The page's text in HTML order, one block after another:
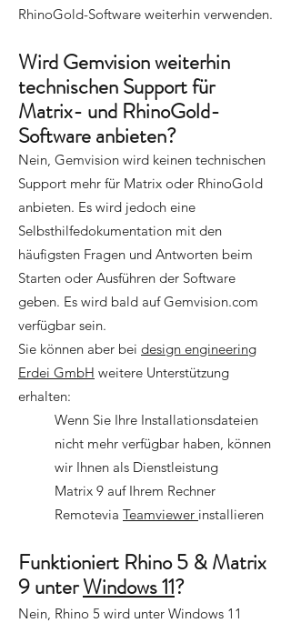
RhinoGold-Software weiterhin verwenden.
Wird Gemvision weiterhin
technischen Support für
Matrix- und RhinoGold-
Software anbieten?
Nein, Gemvision wird keinen technischen
Support mehr für Matrix oder RhinoGold
anbieten. Es wird jedoch eine
Selbsthilfedokumentation mit den
häufigsten Fragen und Antworten beim
Starten oder Ausführen der Software
geben. Es wird bald auf Gemvision.com
verfügbar sein.
Sie können aber bei design engineering
Erdei GmbH weitere Unterstützung
erhalten:
Wenn Sie Ihre Installationsdateien
nicht mehr verfügbar haben, können
wir Ihnen als Dienstleistung
Matrix 9 auf Ihrem Rechner
Remotevia Teamviewer installieren
Funktioniert Rhino 5 & Matrix
9 unterWindows 11?
Nein, Rhino 5 wird unter Windows 11